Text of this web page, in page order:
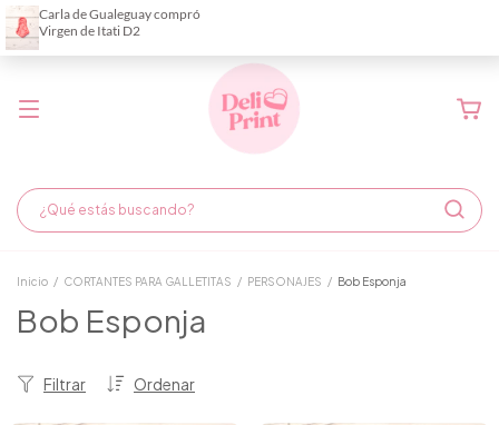
Demora de fabricación hasta 6 días hábiles
Inicio / CORTANTES PARA GALLETITAS / PERSONAJES / Bob Esponja
Bob Esponja
Ordenar
Filtrar